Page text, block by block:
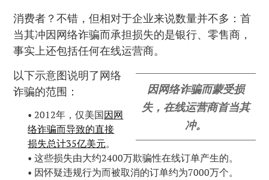
消费者？不错，但相对于企业来说数量并不多：首
当其冲因网络诈骗而承担损失的是银行、零售商，
事实上还包括任何在线运营商。
因网络诈骗而蒙受损
失，在线运营商首当其
冲。
以下示意图说明了网络
诈骗的范围：
• 2012年，仅美国因网
络诈骗而导致的直接
损失总计35亿美元。
• 这些损失由大约2400万欺骗性在线订单产生的。
• 因怀疑违规行为而被取消的订单约为7000万个。